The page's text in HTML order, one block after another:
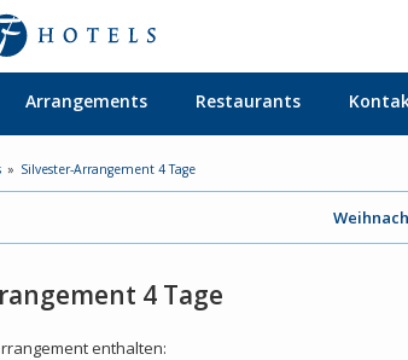
Arrangements Restaurants
Silvester-Arrangement 4 Tage
4 Tage
enthalten: